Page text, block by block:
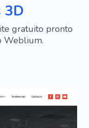
3D
gratuito pronto
Weblium.